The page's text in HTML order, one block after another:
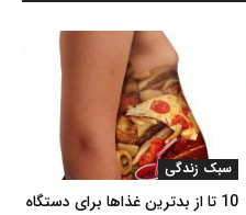
سبک زندگی
10 تا از بدترین غذاها برای دستگاه